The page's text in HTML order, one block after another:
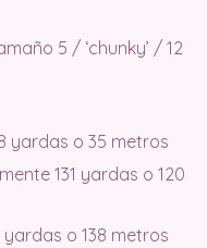
5 / ‘chunky’ / 12
yardas o 35 metros
131 yardas o 120
o 138 metros